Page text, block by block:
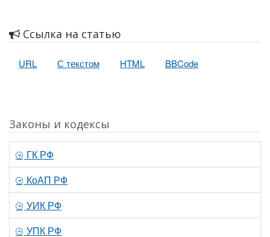
Ссылка на статью
URL С текстом HTML BBCode
Законы и кодексы
ГК РФ
КоАП РФ
УИК РФ
УПК РФ